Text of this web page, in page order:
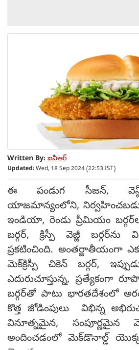
Written By: ఐవీఆర్
Updated:Wed, 18 Sep 2024 (22:53 IST)
ఈ పండుగ సీజన్,
యాజమాన్యంలోని,
ఇండియా, రెండు ప్రీమియం
బర్గర్, క్రిస్పీ వెజ్జీ బర్గర్‌ను
ప్రకటించింది. అంతర్జాతీయంగా
మెక్‌క్రిస్పీ చికెన్ బర్గర్,
ఎదురుచూస్తున్న, ప్రత్యేకంగా
బర్గర్‌తో పాటు భారతదేశంలో
కొత్త జోడింపులు విభిన్న
వినూత్నమైన, సంపూర్ణమైన
అందించడంలో మెక్‌డొనాల్డ్ యొక్క